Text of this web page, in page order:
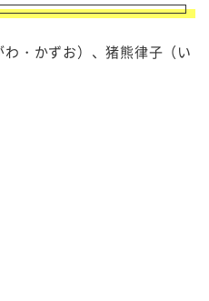
・かずお）、猪熊律子（い